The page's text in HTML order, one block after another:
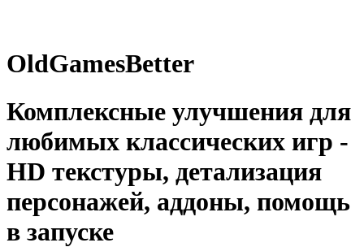
OldGamesBetter
Комплексные улучшения для
любимых классических игр -
HD текстуры, детализация
персонажей, аддоны, помощь
в запуске